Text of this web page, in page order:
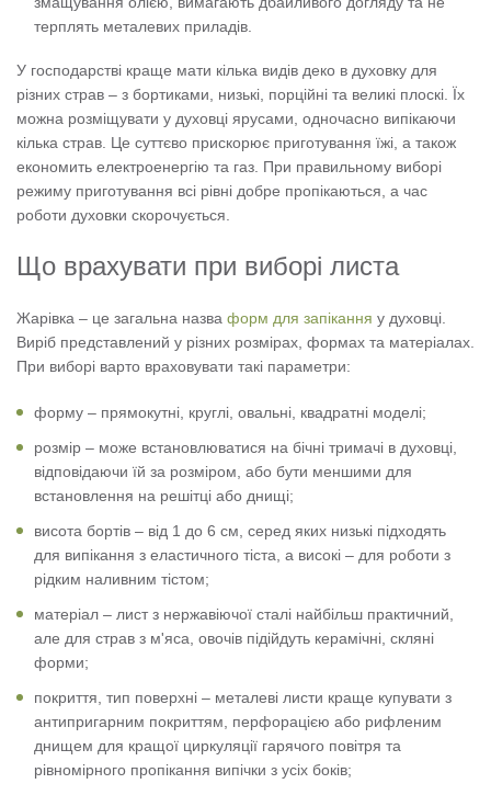
терплять металевих приладів.
У господарстві краще мати кілька видів деко в духовку для
різних страв – з бортиками, низькі, порційні та великі плоскі. Їх
можна розміщувати у духовці ярусами, одночасно випікаючи
кілька страв. Це суттєво прискорює приготування їжі, а також
економить електроенергію та газ. При правильному виборі
режиму приготування всі рівні добре пропікаються, а час
роботи духовки скорочується.
Що врахувати при виборі листа
Жарівка – це загальна назва форм для запікання у духовці.
Виріб представлений у різних розмірах, формах та матеріалах.
При виборі варто враховувати такі параметри:
форму – прямокутні, круглі, овальні, квадратні моделі;
розмір – може встановлюватися на бічні тримачі в духовці,
відповідаючи їй за розміром, або бути меншими для
встановлення на решітці або днищі;
висота бортів – від 1 до 6 см, серед яких низькі підходять
для випікання з еластичного тіста, а високі – для роботи з
рідким наливним тістом;
матеріал – лист з нержавіючої сталі найбільш практичний,
але для страв з м'яса, овочів підійдуть керамічні, скляні
форми;
покриття, тип поверхні – металеві листи краще купувати з
антипригарним покриттям, перфорацією або рифленим
днищем для кращої циркуляції гарячого повітря та
рівномірного пропікання випічки з усіх боків;